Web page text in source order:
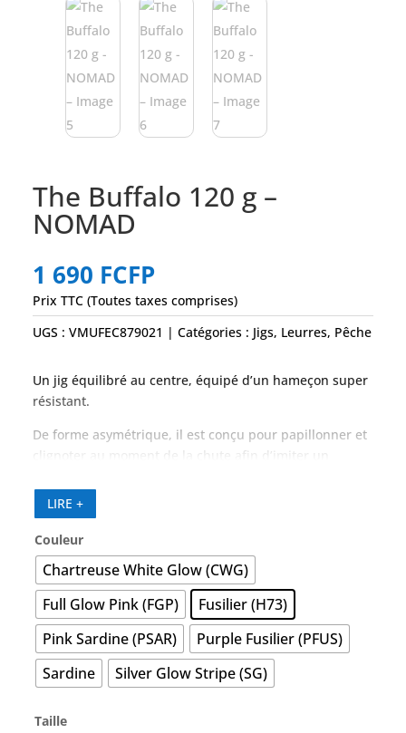
The Buffalo 120 g –
NOMAD
1 690 FCFP
Prix TTC (Toutes taxes comprises)
UGS :VMUFEC879021 Catégories : Jigs, Leurres, Pêche
Un jig équilibré au centre, équipé d’un hameçon super
résistant.
De forme asymétrique, il est conçu pour papillonner et
clignoter au moment de la chute afin d’imiter un
Idéal pour les gros thons et tous les pélagiques, le jig
peut être directement utilisé avec l’hameçon assist
monté d’origine, en toute confiance, même sur les plus
gros poissons.
LIRE +
Couleur
Chartreuse White Glow (CWG)
Full Glow Pink (FGP)
Fusilier (H73)
Pink Sardine (PSAR)
Purple Fusilier (PFUS)
Sardine
Silver Glow Stripe (SG)
Taille